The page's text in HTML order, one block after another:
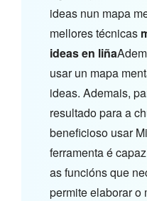
ideas nun mapa
mellores técnicas
ideas en liña
usar un mapa
ideas. Ademais,
resultado para a
beneficioso usar
ferramenta é
as funcións que
permite elaborar o